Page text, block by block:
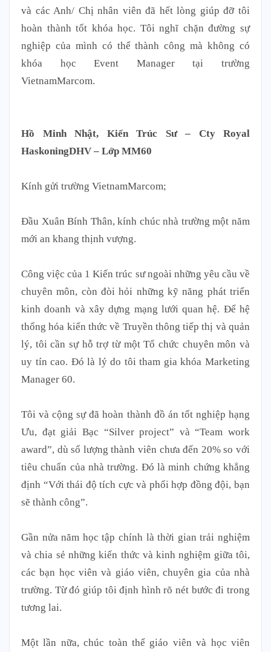
và các Anh/ Chị nhân viên đã hết lòng giúp đỡ tôi
hoàn thành tốt khóa học. Tôi nghĩ chặn đường sự
nghiệp của mình có thể thành công mà không có
khóa học Event Manager tại trường
VietnamMarcom.
Hồ Minh Nhật, Kiến Trúc Sư – Cty Royal
HaskoningDHV – Lớp MM60
Kính gửi trường VietnamMarcom;
Đầu Xuân Bính Thân, kính chúc nhà trường một năm
mới an khang thịnh vượng.
Công việc của 1 Kiến trúc sư ngoài những yêu cầu về
chuyên môn, còn đòi hỏi những kỹ năng phát triển
kinh doanh và xây dựng mạng lưới quan hệ. Để hệ
thống hóa kiến thức về Truyền thông tiếp thị và quản
lý, tôi cần sự hỗ trợ từ một Tổ chức chuyên môn và
uy tín cao. Đó là lý do tôi tham gia khóa Marketing
Manager 60.
Tôi và cộng sự đã hoàn thành đồ án tốt nghiệp hạng
Ưu, đạt giải Bạc “Silver project” và “Team work
award”, dù số lượng thành viên chưa đến 20% so với
tiêu chuẩn của nhà trường. Đó là minh chứng khẳng
định “Với thái độ tích cực và phối hợp đồng đội, bạn
sẽ thành công”.
Gần nửa năm học tập chính là thời gian trải nghiệm
và chia sẻ những kiến thức và kinh nghiệm giữa tôi,
các bạn học viên và giáo viên, chuyên gia của nhà
trường. Từ đó giúp tôi định hình rõ nét bước đi trong
tương lai.
Một lần nữa, chúc toàn thể giáo viên và học viên